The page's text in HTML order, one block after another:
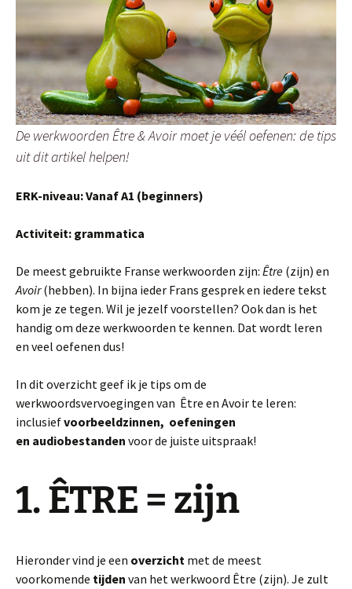
De werkwoorden Être & Avoir moet je véél oefenen: de tips
uit dit artikel helpen!
ERK-niveau: Vanaf A1 (beginners)
Activiteit: grammatica
De meest gebruikte Franse werkwoorden zijn: Être (zijn) en
Avoir(hebben). In bijna ieder Frans gesprek en iedere tekst
kom je ze tegen. Wil je jezelf voorstellen? Ook dan is het
handig om deze werkwoorden te kennen. Dat wordt leren
en veel oefenen dus!
In dit overzicht geef ik je tips om de
werkwoordsvervoegingen van Être en Avoir te leren:
inclusiefvoorbeeldzinnen, oefeningen
en audiobestanden voor de juiste uitspraak!
1. ÊTRE = zijn
Hieronder vind je een overzicht met de meest
voorkomende tijden van het werkwoord Être (zijn). Je zult